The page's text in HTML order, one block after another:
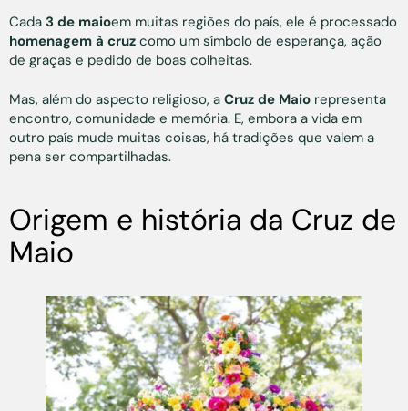
Cada 3 de maioem muitas regiões do país, ele é processado
homenagem à cruz como um símbolo de esperança, ação
de graças e pedido de boas colheitas.
Mas, além do aspecto religioso, a Cruz de Maio representa
encontro, comunidade e memória. E, embora a vida em
outro país mude muitas coisas, há tradições que valem a
pena ser compartilhadas.
Origem e história da Cruz de
Maio